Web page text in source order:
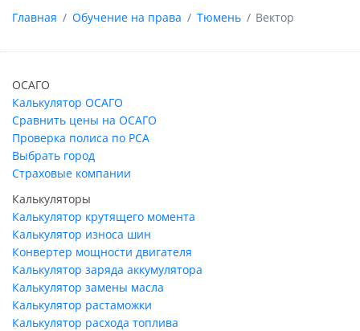
Главная Обучение на права Тюмень Вектор
ОСАГО
Калькулятор ОСАГО
Сравнить цены на ОСАГО
Проверка полиса по РСА
Выбрать город
Страховые компании
Калькуляторы
Калькулятор крутящего момента
Калькулятор износа шин
Конвертер мощности двигателя
Калькулятор заряда аккумулятора
Калькулятор замены масла
Калькулятор растаможки
Калькулятор расхода топлива